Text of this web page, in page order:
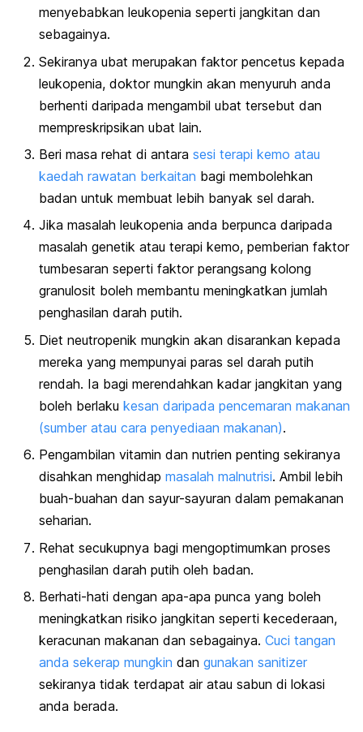
menyebabkan leukopenia seperti jangkitan dan
sebagainya.
Sekiranya ubat merupakan faktor pencetus kepada
leukopenia, doktor mungkin akan menyuruh anda
berhenti daripada mengambil ubat tersebut dan
mempreskripsikan ubat lain.
Beri masa rehat di antara sesi terapi kemo atau
kaedah rawatan berkaitan bagi membolehkan
badan untuk membuat lebih banyak sel darah.
Jika masalah leukopenia anda berpunca daripada
masalah genetik atau terapi kemo, pemberian faktor
tumbesaran seperti faktor perangsang kolong
granulosit boleh membantu meningkatkan jumlah
penghasilan darah putih.
Diet neutropenik mungkin akan disarankan kepada
mereka yang mempunyai paras sel darah putih
rendah. Ia bagi merendahkan kadar jangkitan yang
boleh berlaku kesan daripada pencemaran makanan
(sumber atau cara penyediaan makanan).
Pengambilan vitamin dan nutrien penting sekiranya
disahkan menghidap masalah malnutrisi. Ambil lebih
buah-buahan dan sayur-sayuran dalam pemakanan
seharian.
Rehat secukupnya bagi mengoptimumkan proses
penghasilan darah putih oleh badan.
Berhati-hati dengan apa-apa punca yang boleh
meningkatkan risiko jangkitan seperti kecederaan,
keracunan makanan dan sebagainya. Cuci tangan
anda sekerap mungkin dan gunakan sanitizer
sekiranya tidak terdapat air atau sabun di lokasi
anda berada.